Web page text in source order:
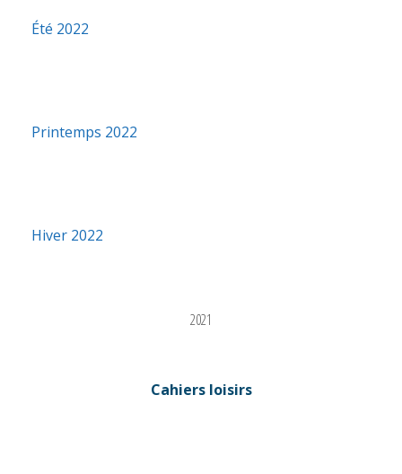
Été 2022
Printemps 2022
Hiver 2022
2021
Cahiers loisirs